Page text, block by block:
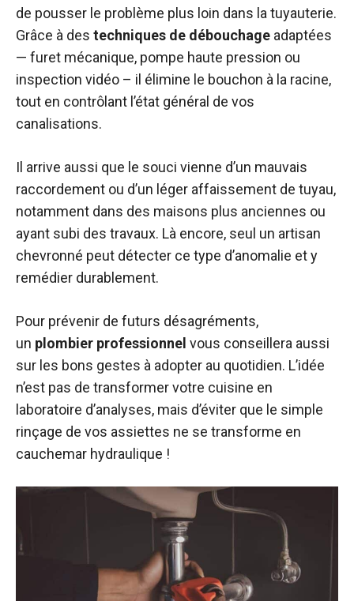
de pousser le problème plus loin dans la tuyauterie.
Grâce à des techniques de débouchage adaptées
— furet mécanique, pompe haute pression ou
inspection vidéo – il élimine le bouchon à la racine,
tout en contrôlant l’état général de vos
canalisations.
Il arrive aussi que le souci vienne d’un mauvais
raccordement ou d’un léger affaissement de tuyau,
notamment dans des maisons plus anciennes ou
ayant subi des travaux. Là encore, seul un artisan
chevronné peut détecter ce type d’anomalie et y
remédier durablement.
Pour prévenir de futurs désagréments,
un plombier professionnel vous conseillera aussi
sur les bons gestes à adopter au quotidien. L’idée
n’est pas de transformer votre cuisine en
laboratoire d’analyses, mais d’éviter que le simple
rinçage de vos assiettes ne se transforme en
cauchemar hydraulique !